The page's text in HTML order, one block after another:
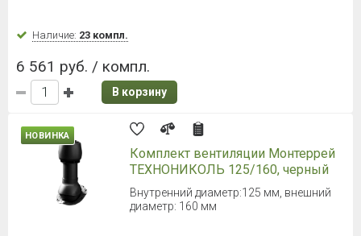
Наличие: 23 компл.
6 561 руб. / компл.
В корзину
НОВИНКА
Комплект вентиляции Монтеррей
ТЕХНОНИКОЛЬ 125/160, черный
Внутренний диаметр:125 мм, внешний
диаметр: 160 мм